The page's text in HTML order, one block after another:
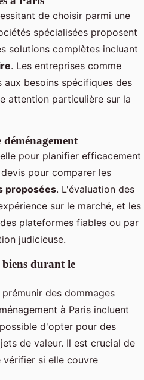
de choisir parmi une
spécialisées proposent
solutions complètes incluant
. Les entreprises comme
besoins spécifiques des
attention particulière sur la
pour planifier efficacement
pour comparer les
proposées. L'évaluation des
sur le marché, et les
plateformes fiables ou par
judicieuse.
durant le
des dommages
à Paris incluent
d'opter pour des
de valeur. Il est crucial de
vérifier si elle couvre